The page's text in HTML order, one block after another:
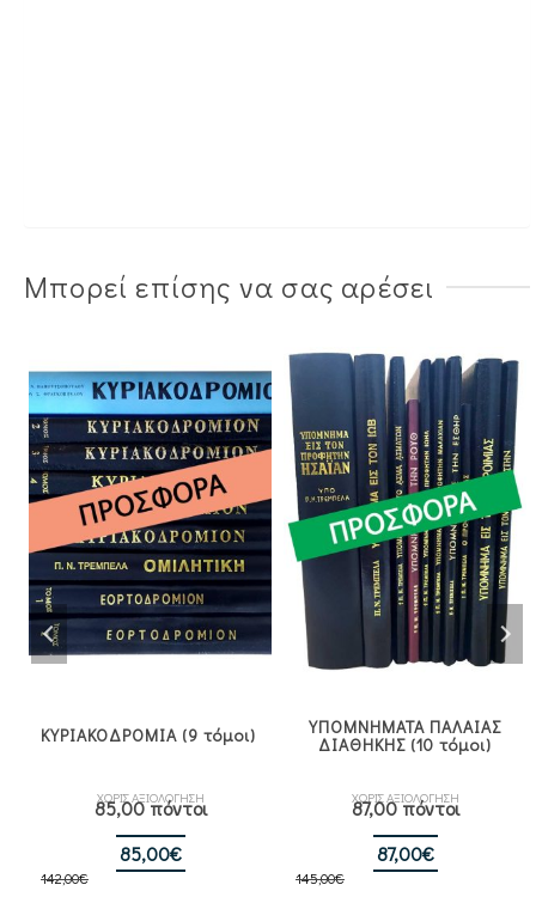
Μπορεί επίσης να σας αρέσει
ΚΥΡΙΑΚΟΔΡΟΜΙΑ (9 τόμοι)
ΧΩΡΙΣ ΑΞΙΟΛΟΓΗΣΗ
85,00 πόντοι
142,00€
Original
price
85,00€
τρέχουσα
ΥΠΟΜΝΗΜΑΤΑ ΠΑΛΑΙΑΣ
ΔΙΑΘΗΚΗΣ (10 τόμοι)
ΧΩΡΙΣ ΑΞΙΟΛΟΓΗΣΗ
87,00 πόντοι
145,00€
Original
price
87,00€
τρέχουσα